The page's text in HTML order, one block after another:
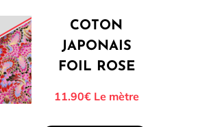
COTON
JAPONAIS
FOIL ROSE
11.90€Le mètre